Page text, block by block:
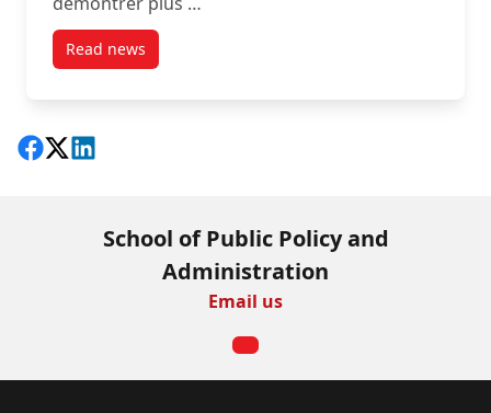
Read newspost Pourquoi la maîtrise des données est plus
Share on Facebook
Follow on X
View on LinkedIn
School of Public Policy and
Administration
Email us